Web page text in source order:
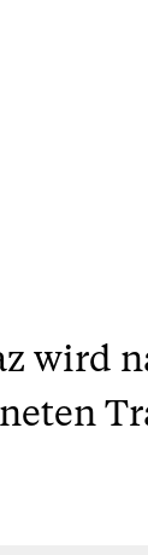
wird